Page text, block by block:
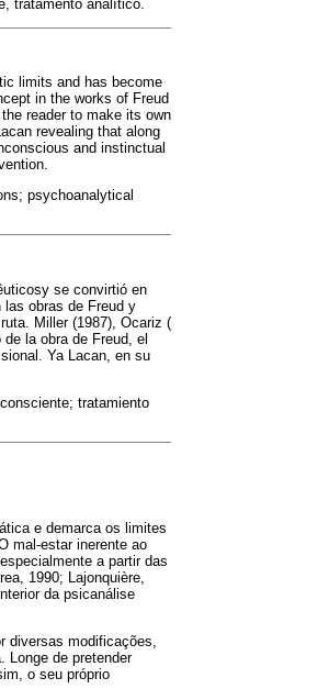
tratamento analítico.
limits and has become
in the works of Freud
reader to make its own
revealing that along
and instinctual
psychoanalytical
se convirtió en
obras de Freud y
Miller (1987), Ocariz (
la obra de Freud, el
Ya Lacan, en su
tratamiento
e demarca os limites
mal-estar inerente ao
a partir das
1990; Lajonquière,
da psicanálise
diversas modificações,
Longe de pretender
o seu próprio